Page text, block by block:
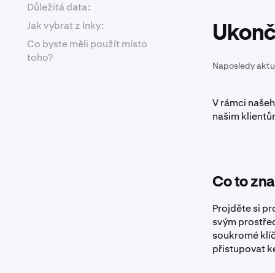
Naposledy
V rámci
našim
Co to
Projděte si
svým
soukromé
přistupovat
Důležitá data:
Jak vybrat z Inky:
Co byste měli použít místo
toho?